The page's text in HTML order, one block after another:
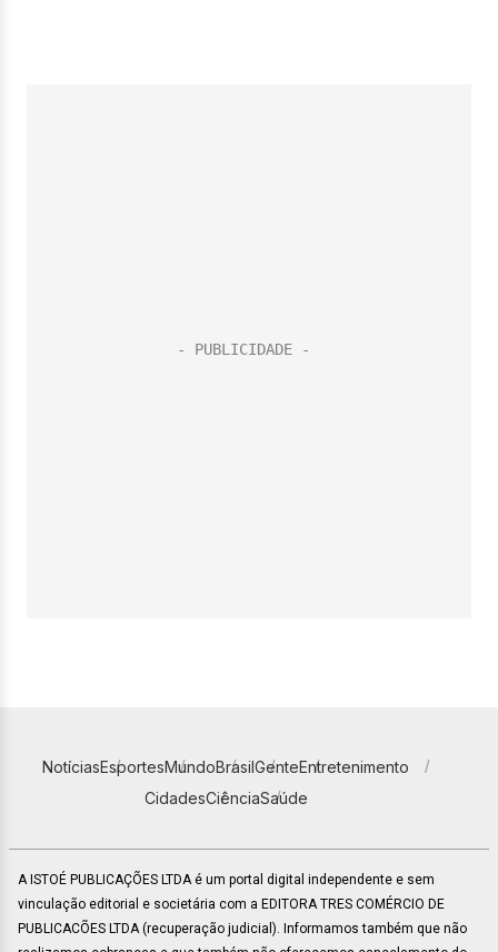
NotíciasEsportesMundoBrasilGenteEntretenimento
CidadesCiênciaSaúde
A ISTOÉ PUBLICAÇÕES LTDA é um portal digital independente e sem
vinculação editorial e societária com a EDITORA TRES COMÉRCIO DE
PUBLICACÕES LTDA (recuperação judicial). Informamos também que não